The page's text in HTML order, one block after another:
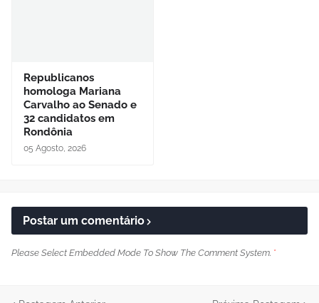
Republicanos
homologa Mariana
Carvalho ao Senado e
32 candidatos em
Rondônia
05 Agosto, 2026
Postar um comentário
Please Select Embedded Mode To Show The Comment System. *